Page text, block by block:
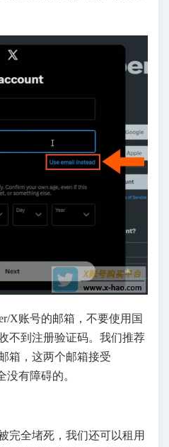
X账号的邮箱，不要使用国
不到注册验证码。我们推荐
箱，这两个邮箱接受
没有障碍的。
完全堵死，我们还可以租用